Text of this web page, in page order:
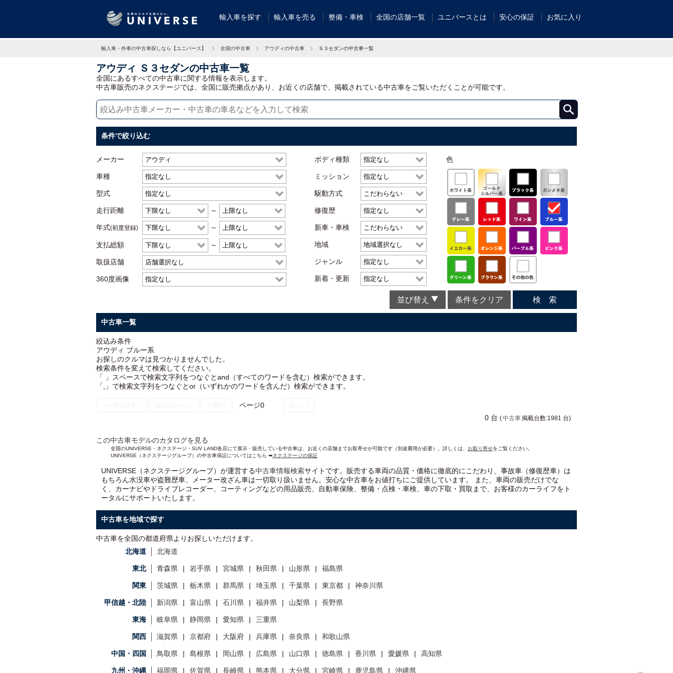
輸入車を探す 輸入車を売る 整備・車検 全国の店舗一覧 ユニバースとは 安心の保証 お気に入り
輸入車・外車の中古車探しなら【ユニバース】 全国の中古車 アウディの中古車 Ｓ３セダンの中古車一覧
アウディ Ｓ３セダンの中古車一覧
全国にあるすべての中古車に関する情報を表示します。
中古車販売のネクステージでは、全国に販売拠点があり、お近くの店舗で、掲載されている中古車をご覧いただくことが可能です。
条件で絞り込む
メーカー
車種
型式
走行距離 ～
年式(初度登録) ～
支払総額 ～
取扱店舗
360度画像
ボディ種類
ミッション
駆動方式
修復歴
新車・車検
地域
ジャンル
新着・更新
色
並び替え 条件をクリア 検 索
中古車一覧
絞込み条件
アウディ ブルー系
お探しのクルマは見つかりませんでした。
検索条件を変えて検索してください。
「 」スペースで検索文字列をつなぐとand（すべてのワードを含む）検索ができます。
「,」で検索文字列をつなぐとor（いずれかのワードを含んだ）検索ができます。
ページ0
0 台 (中古車掲載台数:1981 台)
この中古車モデルのカタログを見る
全国のUNIVERSE・ネクステージ・SUV LAND各店にて展示・販売している中古車は、お近くの店舗までお取寄せが可能です（別途費用が必要）。詳しくは、 お取り寄せをご覧ください。
UNIVERSE（ネクステージグループ）の中古車保証についてはこちら ➡ネクステージの保証
UNIVERSE（ネクステージグループ）が運営する中古車情報検索サイトです。販売する車両の品質・価格に徹底的にこだわり、事故車（修復歴車）は
もちろん水没車や盗難歴車、メーター改ざん車は一切取り扱いません。安心な中古車をお値打ちに ご提供しています。 また、車両の販売だけでな
く、カーナビやドライブレコーダー、コーティングなどの用品販売、自動車保険、整備・点検・車検、車の下取・買取まで、お客様のカーライフをト
ータルにサポートいたします。
中古車を地域で探す
中古車を全国の都道府県よりお探しいただけます。
北海道
北海道
東北 青森県 岩手県 宮城県 秋田県 山形県 福島県
関東 茨城県 栃木県 群馬県 埼玉県 千葉県 東京都 神奈川県
甲信越・北陸 新潟県 富山県 石川県 福井県 山梨県 長野県
東海 岐阜県 静岡県 愛知県 三重県
関西 滋賀県 京都府 大阪府 兵庫県 奈良県 和歌山県
中国・四国 鳥取県 島根県 岡山県 広島県 山口県 徳島県 香川県 愛媛県 高知県
九州・沖縄 福岡県 佐賀県 長崎県 熊本県 大分県 宮崎県 鹿児島県 沖縄県